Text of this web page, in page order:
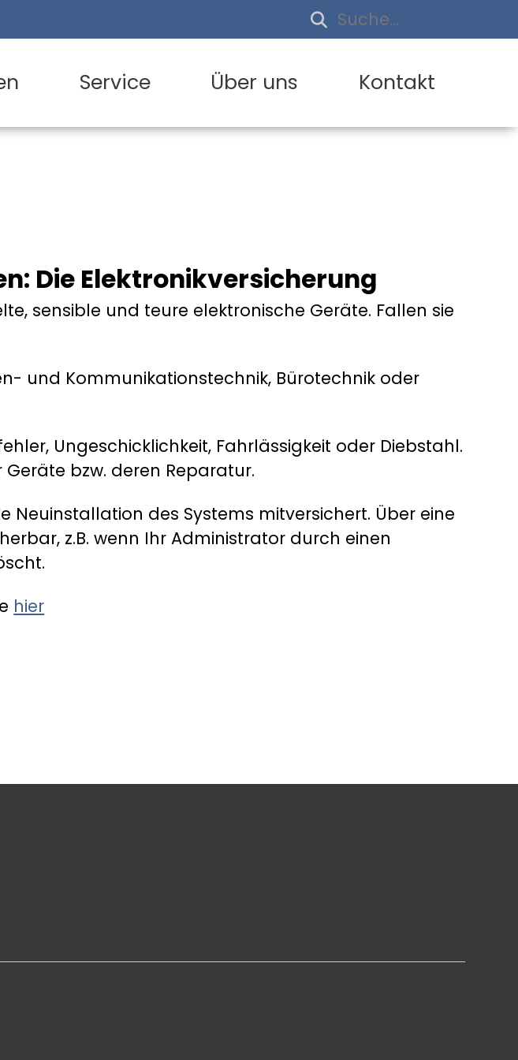
Service Über uns Kontakt
Die Elektronikversicherung
sensible und teure elektronische Geräte. Fallen sie
und Kommunikationstechnik, Bürotechnik oder
Ungeschicklichkeit, Fahrlässigkeit oder Diebstahl.
bzw. deren Reparatur.
Neuinstallation des Systems mitversichert. Über eine
z.B. wenn Ihr Administrator durch einen
hier